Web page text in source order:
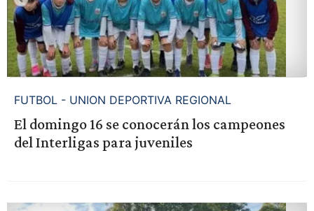
FUTBOL - UNION DEPORTIVA REGIONAL
El domingo 16 se conocerán los campeones
del Interligas para juveniles